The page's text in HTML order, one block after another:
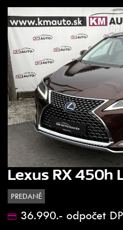
Lexus RX 450h
PREDANÉ
36.990.- odpočet